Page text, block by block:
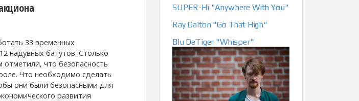
33 временных
надувных батутов. Столько
что безопасность
Что необходимо сделать
они были безопасными для
развития
SUPER-Hi "Anywhere With You"
Ray Dalton "Go That High"
Blu DeTiger "Whisper"